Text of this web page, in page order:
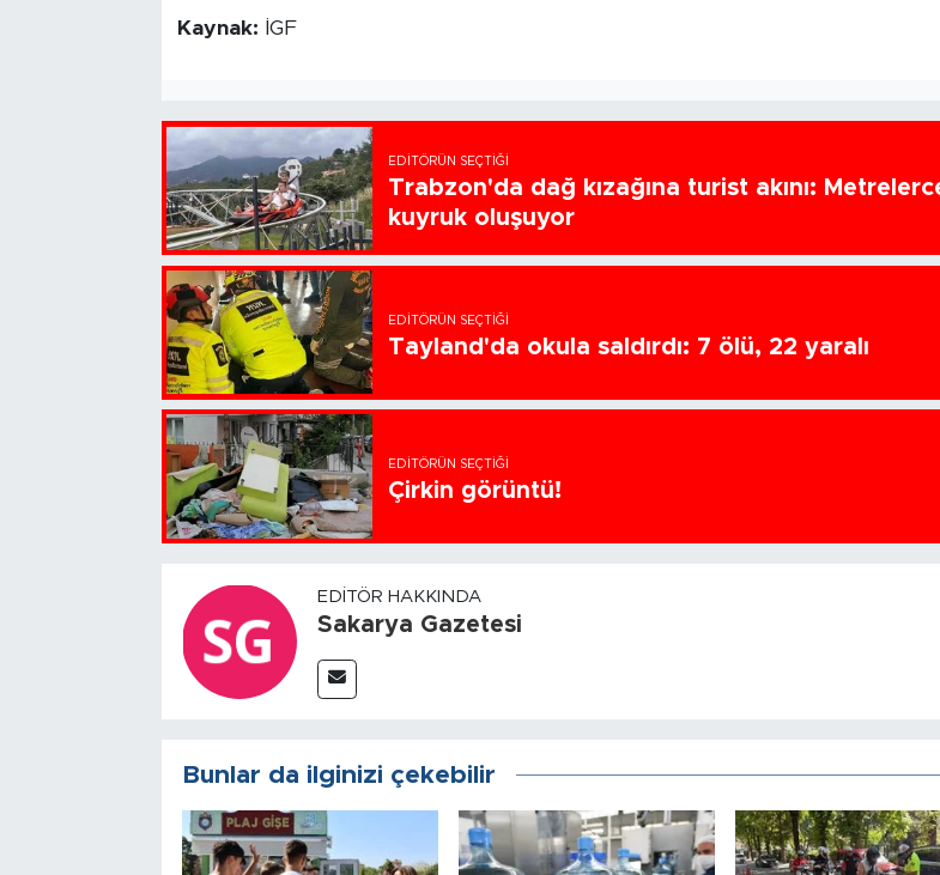
Kaynak: İGF
EDITÖRÜN SEÇTIĞI
Trabzon'da dağ kızağına turist akını:
kuyruk oluşuyor
EDITÖRÜN SEÇTIĞI
Tayland'da okula saldırdı: 7 ölü, 22 yaralı
EDITÖRÜN SEÇTIĞI
Çirkin görüntü!
EDITÖR HAKKINDA
Sakarya Gazetesi
Bunlar da ilginizi çekebilir